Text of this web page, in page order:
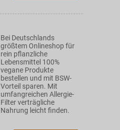
Bei Deutschlands
größtem Onlineshop für
rein pflanzliche
Lebensmittel 100%
vegane Produkte
bestellen und mit BSW-
Vorteil sparen. Mit
umfangreichen Allergie-
Filter verträgliche
Nahrung leicht finden.